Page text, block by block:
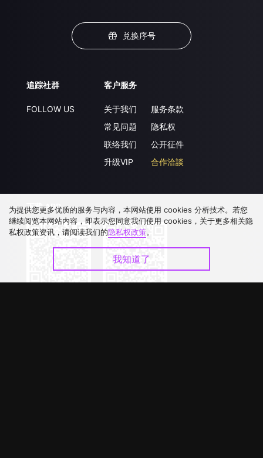
兑换序号
追踪社群
FOLLOW US
客户服务
关于我们
常见问题
联络我们
升级VIP
服务条款
隐私权
公开征件
合作洽談
下载 APP
为提供您更多优质的服务与内容，本网站使用 cookies 分析技术。若您
继续阅览本网站内容，即表示您同意我们使用 cookies，关于更多相关隐
私权政策资讯，请阅读我们的隐私权政策。
我知道了